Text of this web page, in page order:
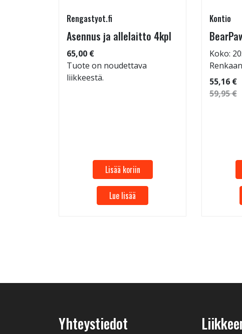
Rengastyot.fi
Asennus ja allelaitto 4kpl
65,00 €
Tuote on noudettava
liikkeestä.
Lisää koriin
Lue lisää
Kontio
Koko:
55,16 €
59,95 €
Yhteystiedot